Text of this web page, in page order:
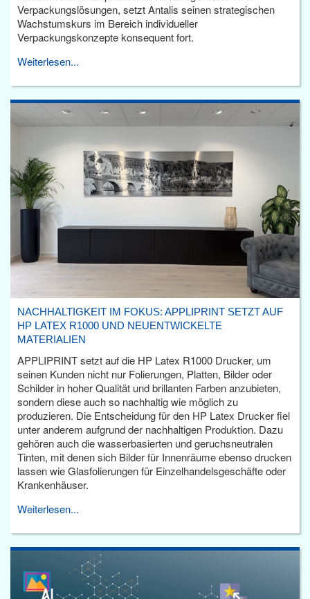
Verpackungslösungen, setzt Antalis seinen strategischen
Wachstumskurs im Bereich individueller
Verpackungskonzepte konsequent fort.
Weiterlesen...
NACHHALTIGKEIT IM FOKUS: APPLIPRINT SETZT AUF
HP LATEX R1000 UND NEUENTWICKELTE
MATERIALIEN
APPLIPRINT setzt auf die HP Latex R1000 Drucker, um
seinen Kunden nicht nur Folierungen, Platten, Bilder oder
Schilder in hoher Qualität und brillanten Farben anzubieten,
sondern diese auch so nachhaltig wie möglich zu
produzieren. Die Entscheidung für den HP Latex Drucker fiel
unter anderem aufgrund der nachhaltigen Produktion. Dazu
gehören auch die wasserbasierten und geruchsneutralen
Tinten, mit denen sich Bilder für Innenräume ebenso drucken
lassen wie Glasfolierungen für Einzelhandelsgeschäfte oder
Krankenhäuser.
Weiterlesen...